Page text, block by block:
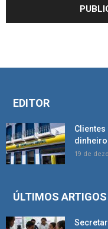
EDITOR
dinheiro
19 de
ÚLTIMOS ARTIGOS